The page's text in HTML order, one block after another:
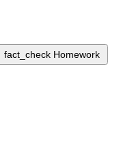
fact_check Homework